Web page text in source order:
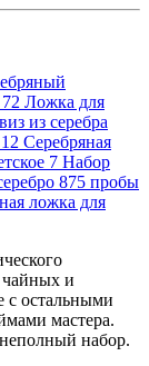
72 Ложка для
из серебра
12 Серебряная
7 Набор
875 пробы
ложка для
чайных и
с остальными
мастера.
набор.